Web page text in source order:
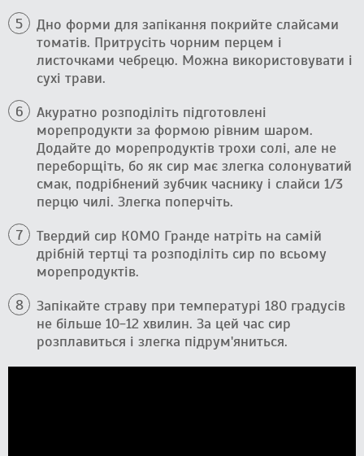
Дно форми для запікання покрийте слайсами
томатів. Притрусіть чорним перцем і
листочками чебрецю. Можна використовувати і
сухі трави.
Акуратно розподіліть підготовлені
морепродукти за формою рівним шаром.
Додайте до морепродуктів трохи солі, але не
переборщіть, бо як сир має злегка солонуватий
смак, подрібнений зубчик часнику і слайси 1/3
перцю чилі. Злегка поперчіть.
Твердий сир КОМО Гранде натріть на самій
дрібній тертці та розподіліть сир по всьому
морепродуктів.
Запікайте страву при температурі 180 градусів
не більше 10-12 хвилин. За цей час сир
розплавиться і злегка підрум'яниться.